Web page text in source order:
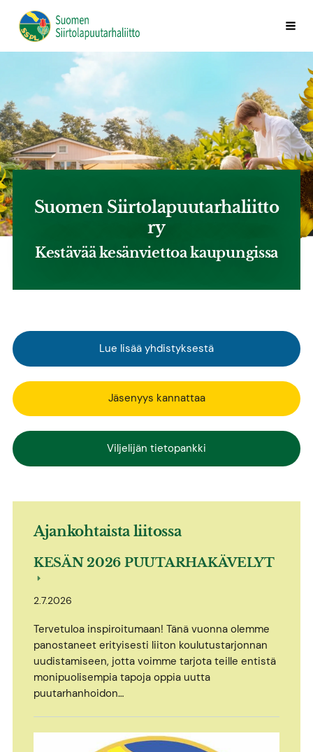
Siirry
sivun
Suomen Siirtolapuutarhaliitto ry
Suomen Siirtolapuutarhaliitto
ry
Kestävää kesänviettoa kaupungissa
Lue lisää yhdistyksestä
Jäsenyys kannattaa
Viljelijän tietopankki
Ajankohtaista liitossa
KESÄN 2026 PUUTARHAKÄVELYT
2.7.2026
Tervetuloa inspiroitumaan! Tänä vuonna olemme
panostaneet erityisesti liiton koulutustarjonnan
uudistamiseen, jotta voimme tarjota teille entistä
monipuolisempia tapoja oppia uutta
puutarhanhoidon…